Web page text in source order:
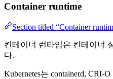
Container runtime
Section titled “Container
컨테이너 런타임은 컨테이너
다.
Kubernetes는 containerd, CRI-